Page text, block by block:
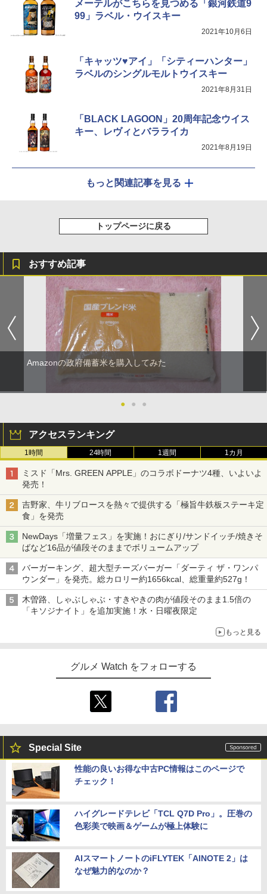
メーテルがこちらを見つめる「銀河鉄道9
99」ラベル・ウイスキー
2021年10月6日
「キャッツ♥アイ」「シティーハンター」
ラベルのシングルモルトウイスキー
2021年8月31日
「BLACK LAGOON」20周年記念ウイス
キー、レヴィとバラライカ
2021年8月19日
もっと関連記事を見る
トップページに戻る
おすすめ記事
Amazonの政府備蓄米を購入してみた
● ● ●
アクセスランキング
1時間 24時間 1週間 1カ月
ミスド「Mrs. GREEN APPLE」のコラボドーナツ4種、いよいよ
発売！
吉野家、牛リブロースを熱々で提供する「極旨牛鉄板ステーキ定
食」を発売
NewDays「増量フェス」を実施！おにぎり/サンドイッチ/焼きそ
ばなど16品が値段そのままでボリュームアップ
バーガーキング、超大型チーズバーガー「ダーティ ザ・ワンパ
ウンダー」を発売。総カロリー約1656kcal、総重量約527g！
木曽路、しゃぶしゃぶ・すきやきの肉が値段そのまま1.5倍の
「キソジナイト」を追加実施！水・日曜夜限定
もっと見る
グルメ Watch をフォローする
Special Site
性能の良いお得な中古PC情報はこのページで
チェック！
ハイグレードテレビ「TCL Q7D Pro」。圧巻の
色彩美で映画＆ゲームが極上体験に
AIスマートノートのiFLYTEK「AINOTE 2」は
なぜ魅力的なのか？